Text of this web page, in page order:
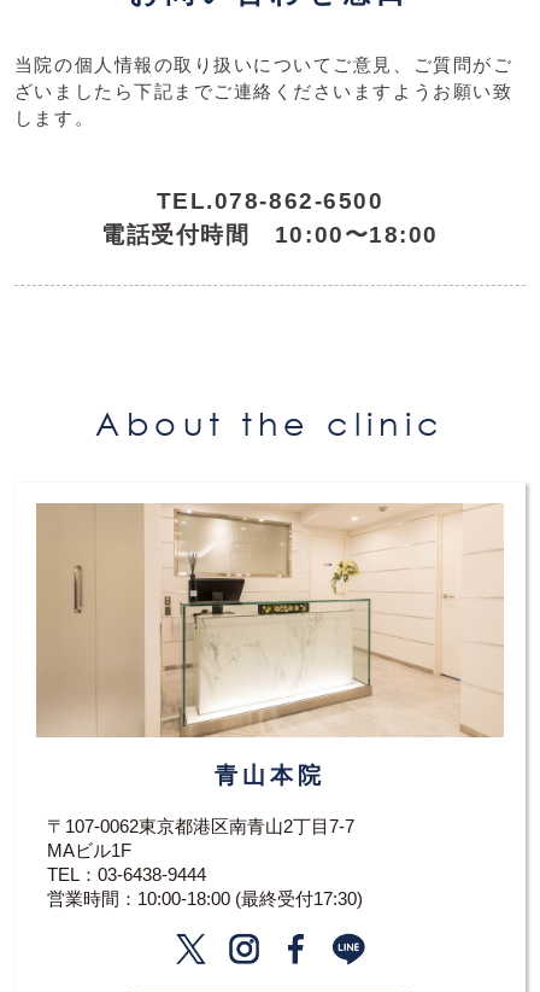
当院の個人情報の取り扱いについてご意見、ご質問がご
ざいましたら下記までご連絡くださいますようお願い致
します。
TEL.078-862-6500
電話受付時間 10:00〜18:00
About the clinic
青山本院
〒107-0062東京都港区南青山2丁目7-7
MAビル1F
TEL： 03-6438-9444
営業時間：10:00-18:00 (最終受付17:30)